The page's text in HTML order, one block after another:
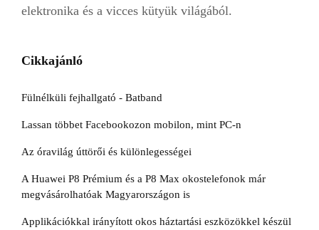
elektronika és a vicces kütyük világából.
Cikkajánló
Fülnélküli fejhallgató - Batband
Lassan többet Facebookozon mobilon, mint PC-n
Az óravilág úttörői és különlegességei
A Huawei P8 Prémium és a P8 Max okostelefonok már
megvásárolhatóak Magyarországon is
Applikációkkal irányított okos háztartási eszközökkel készül